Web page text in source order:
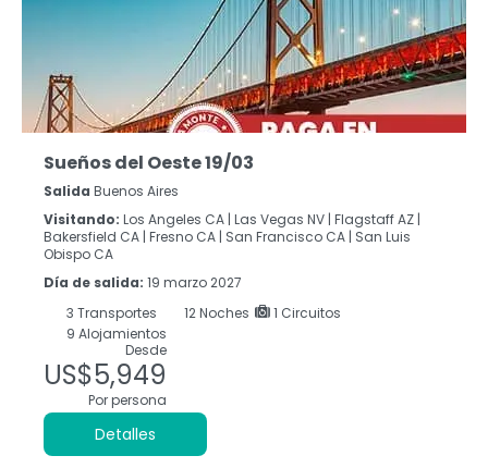
Sueños del Oeste 19/03
Salida Buenos Aires
Visitando: Los Angeles CA | Las Vegas NV | Flagstaff AZ |
Bakersfield CA | Fresno CA | San Francisco CA | San Luis
Obispo CA
Día de salida: 19 marzo 2027
3 Transportes 12Noches
1 Circuitos
9 Alojamientos
Desde
US$5,949
Por persona
Detalles